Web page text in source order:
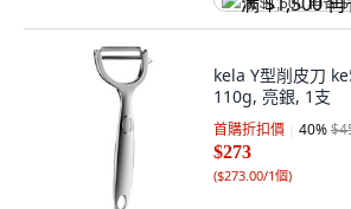
满 $1,500 再省
kela Y型削皮刀
110g, 亮銀, 1支
首購折扣價 40%
$273
($273.00/1個)